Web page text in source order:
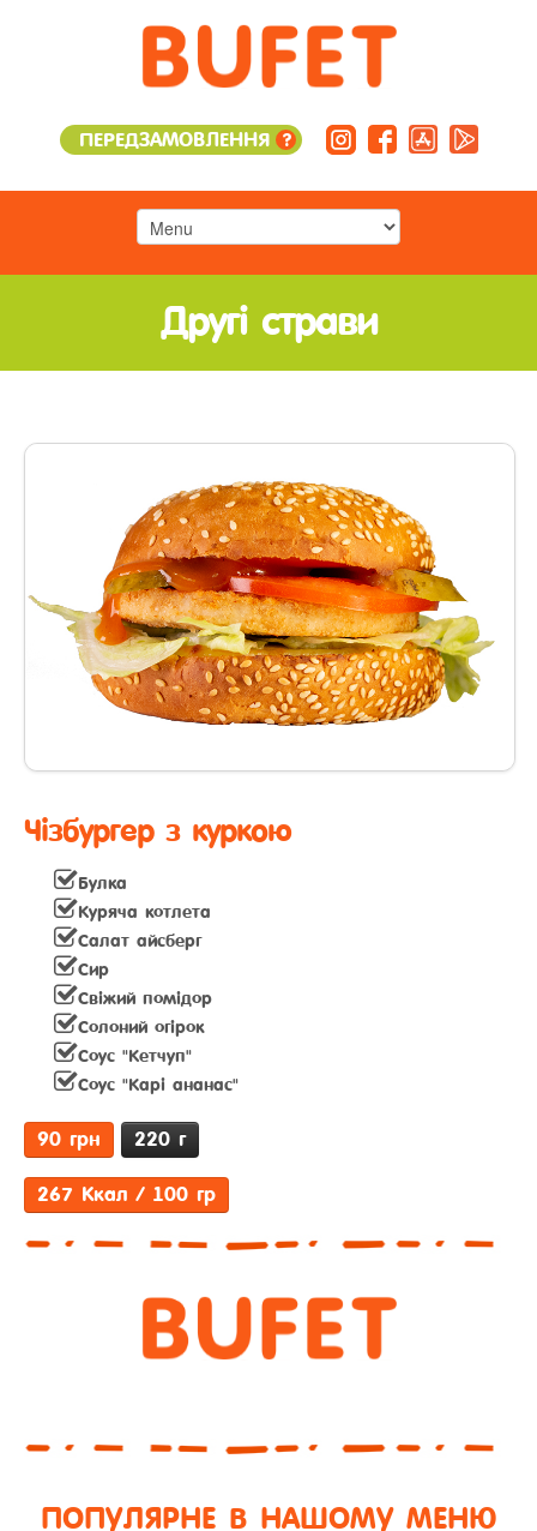
ПЕРЕДЗАМОВЛЕННЯ ?
Другі страви
Чізбургер з куркою
Булка
Куряча котлета
Салат айсберг
Сир
Свiжий помiдор
Солоний огірок
Соус "Кетчуп"
Соус "Карi ананас"
90 грн 220 г
267 Ккал / 100 гр
ПОПУЛЯРНЕ В НАШОМУ МЕНЮ